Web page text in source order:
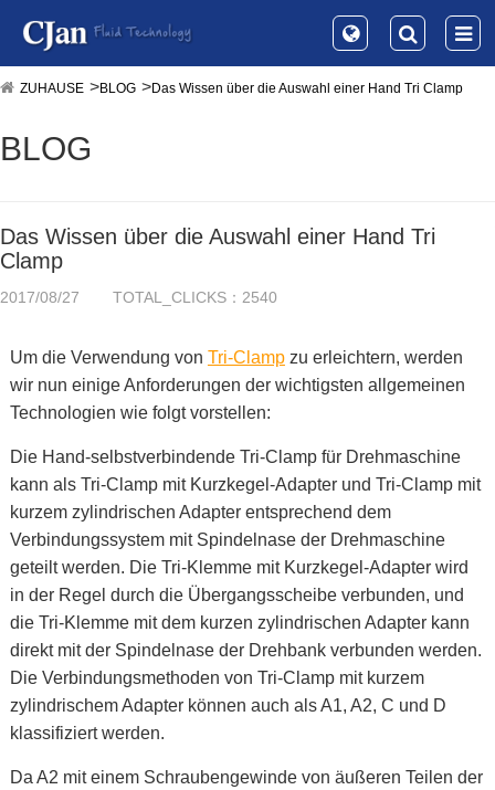
ZUHAUSE BLOG Das Wissen über die Auswahl einer Hand Tri Clamp
BLOG
Das Wissen über die Auswahl einer Hand Tri
Clamp
2017/08/27 TOTAL_CLICKS：2540
Um die Verwendung von Tri-Clampzu erleichtern, werden
wir nun einige Anforderungen der wichtigsten allgemeinen
Technologien wie folgt vorstellen:
Die Hand-selbstverbindende Tri-Clamp für Drehmaschine
kann als Tri-Clamp mit Kurzkegel-Adapter und Tri-Clamp mit
kurzem zylindrischen Adapter entsprechend dem
Verbindungssystem mit Spindelnase der Drehmaschine
geteilt werden. Die Tri-Klemme mit Kurzkegel-Adapter wird
in der Regel durch die Übergangsscheibe verbunden, und
die Tri-Klemme mit dem kurzen zylindrischen Adapter kann
direkt mit der Spindelnase der Drehbank verbunden werden.
Die Verbindungsmethoden von Tri-Clamp mit kurzem
zylindrischem Adapter können auch als A1, A2, C und D
klassifiziert werden.
Da A2 mit einem Schraubengewinde von äußeren Teilen der